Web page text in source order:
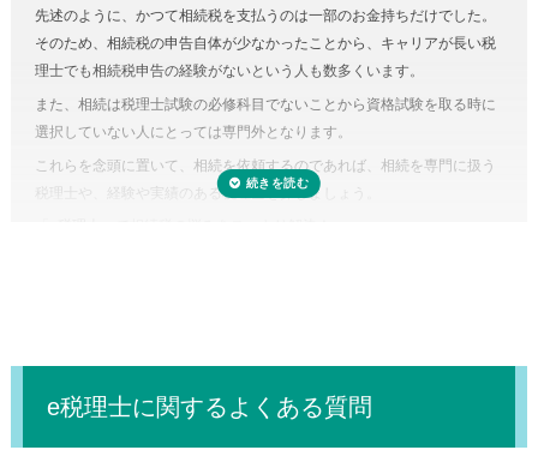
しかし、どんな特例が使えるのかを知らない、または分からなければ、
特例を活用しないまま申告していることすら気づかないこともありえる
のです。また、たとえ単純な計算ミスだったとしても間違って申告して
しまえば罰金のペナルティ対象になるおそれもあります。仮に税務調査
対象となった場合、税理士に立ち会ってもらうことも可能です。
税理士に依頼しなくてもいい場合はある？
正味の遺産額（相続税の課税の対象となる財産の合計額）が相続税の基
先述のように、かつて相続税を支払うのは一部のお金持ちだけでした。
そのため、相続税の申告自体が少なかったことから、キャリアが長い税
理士でも相続税申告の経験がないという人も数多くいます。
また、相続は税理士試験の必修科目でないことから資格試験を取る時に
選択していない人にとっては専門外となります。
これらを念頭に置いて、相続を依頼するのであれば、相続を専門に扱う
税理士や、経験や実績のある税理士を探しましょう。
e税理士に関するよくある質問